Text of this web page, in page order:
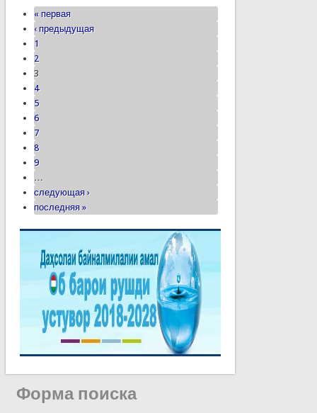
« первая
‹ предыдущая
1
2
3
4
5
6
7
8
9
…
следующая ›
последняя »
Форма поиска